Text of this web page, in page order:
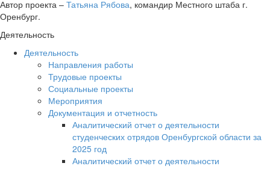
Автор проекта – Татьяна Рябова, командир Местного штаба г.
Оренбург.
Деятельность
Деятельность
Направления работы
Трудовые проекты
Социальные проекты
Мероприятия
Документация и отчетность
Аналитический отчет о деятельности
студенческих отрядов Оренбургской области за
2025 год
Аналитический отчет о деятельности